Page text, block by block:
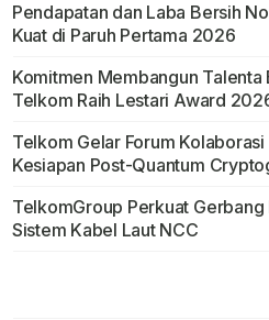
Pendapatan dan Laba Bersih
Kuat di Paruh Pertama 2026
Komitmen Membangun
Telkom Raih Lestari Award
Telkom Gelar Forum
Kesiapan Post-Quantum
TelkomGroup Perkuat
Sistem Kabel Laut NCC